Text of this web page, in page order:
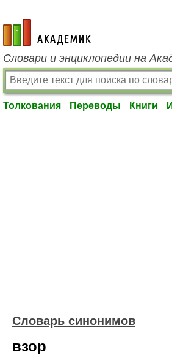
academic.ru
Словари и энциклопедии на
Толкования Переводы Книги
Словарь синонимов
взор